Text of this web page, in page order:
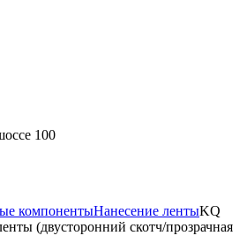
100
компонентыНанесение лентыKQ
(двусторонний скотч/прозрачная